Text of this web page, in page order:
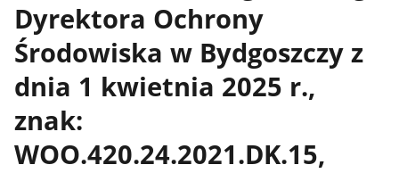
Dyrektora Ochrony
Środowiska w Bydgoszczy z
dnia 1 kwietnia 2025 r.,
znak:
WOO.420.24.2021.DK.15,